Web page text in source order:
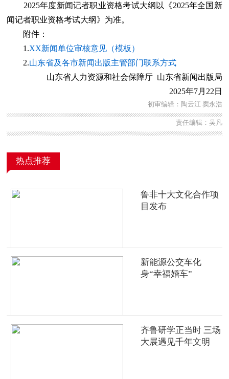
2025年度新闻记者职业资格考试大纲以《2025年全国新
闻记者职业资格考试大纲》为准。
附件：
1.XX新闻单位审核意见（模板）
2.山东省及各市新闻出版主管部门联系方式
山东省人力资源和社会保障厅 山东省新闻出版局
2025年7月22日
初审编辑：陶云江 窦永浩
责任编辑：吴凡
热点推荐
鲁非十大文化合作项
目发布
新能源公交车化
身“幸福婚车”
齐鲁研学正当时 三场
大展遇见千年文明